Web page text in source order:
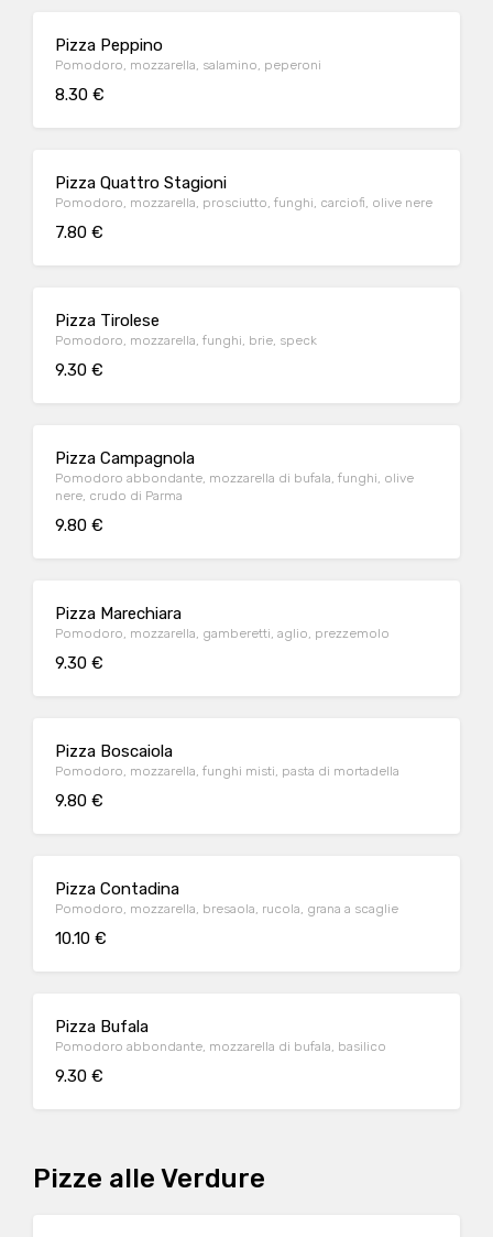
Pizza Peppino
Pomodoro, mozzarella, salamino, peperoni
8.30 €
Pizza Quattro Stagioni
Pomodoro, mozzarella, prosciutto, funghi, carciofi, olive nere
7.80 €
Pizza Tirolese
Pomodoro, mozzarella, funghi, brie, speck
9.30 €
Pizza Campagnola
Pomodoro abbondante, mozzarella di bufala, funghi, olive
nere, crudo di Parma
9.80 €
Pizza Marechiara
Pomodoro, mozzarella, gamberetti, aglio, prezzemolo
9.30 €
Pizza Boscaiola
Pomodoro, mozzarella, funghi misti, pasta di mortadella
9.80 €
Pizza Contadina
Pomodoro, mozzarella, bresaola, rucola, grana a scaglie
10.10 €
Pizza Bufala
Pomodoro abbondante, mozzarella di bufala, basilico
9.30 €
Pizze alle Verdure